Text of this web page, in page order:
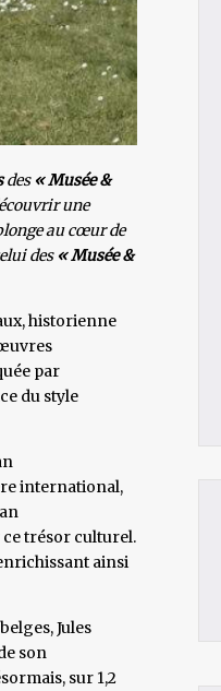
des « Musée &
une
au cœur de
des « Musée &
historienne
par
du style
international,
ce trésor culturel.
ainsi
Jules
son
sur 1,2